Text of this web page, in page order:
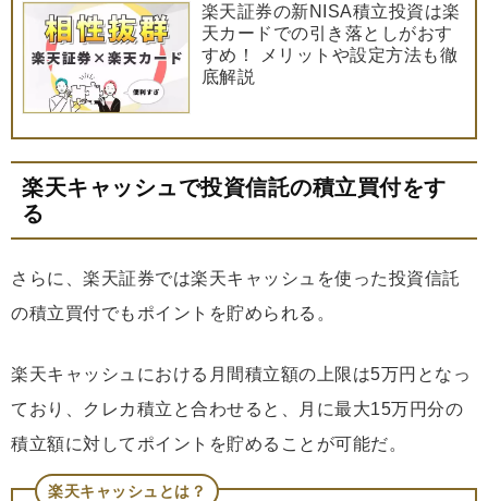
楽天証券の新NISA積立投資は楽
天カードでの引き落としがおす
すめ！ メリットや設定方法も徹
底解説
楽天キャッシュで投資信託の積立買付をす
る
さらに、楽天証券では楽天キャッシュを使った投資信託
の積立買付でもポイントを貯められる。
楽天キャッシュにおける月間積立額の上限は5万円となっ
ており、クレカ積立と合わせると、月に最大15万円分の
積立額に対してポイントを貯めることが可能だ。
楽天キャッシュとは？